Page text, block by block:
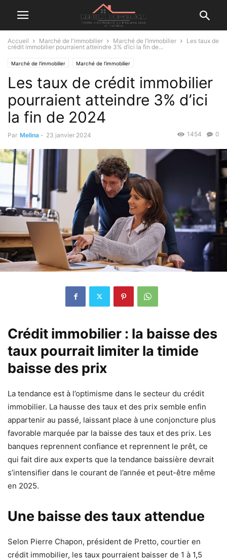
Accueil Marché de l'immobilier Marché de l’immobilier
Les taux de
crédit immobilier pourraient atteindre 3% d’ici la fin de...
Marché de l'immobilier Marché de l’immobilier
Les taux de crédit immobilier
pourraient atteindre 3% d’ici
la fin de 2024
Par Melina - 23 janvier 2024 0
1454
Crédit immobilier : la baisse des
taux pourrait limiter la timide
baisse des prix
La tendance est à l’optimisme dans le secteur du crédit
immobilier. La hausse des taux et des prix semble enfin
appartenir au passé, laissant place à une conjoncture plus
favorable marquée par la baisse des taux et des prix. Les
banques reprennent confiance et reprennent le prêt, ce
qui fait dire aux experts que la tendance baissière devrait
s’intensifier dans le courant de l’année et peut-être même
en 2025.
Une baisse des taux attendue
Selon Pierre Chapon, président de Pretto, courtier en
crédit immobilier, les taux pourraient baisser de 1 à 1,5